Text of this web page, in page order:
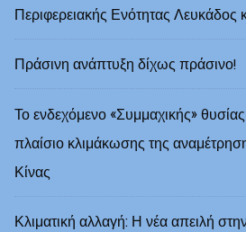
Περιφερειακής Ενότητας Λευκάδος
Πράσινη ανάπτυξη δίχως πράσινο!
Το ενδεχόμενο «Συμμαχικής»
πλαίσιο κλιμάκωσης της
Κίνας
Κλιματική αλλαγή: Η νέα απειλή